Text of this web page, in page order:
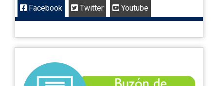
Facebook Twitter Youtube